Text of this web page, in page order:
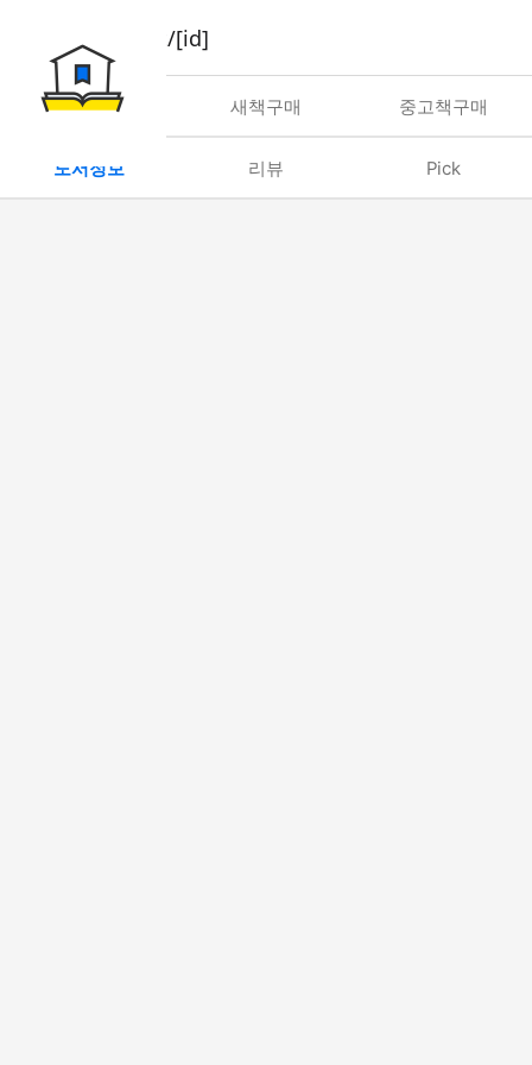
book/rent/[id]
대여 새책구매 중고책구매
도서정보 리뷰 Pick